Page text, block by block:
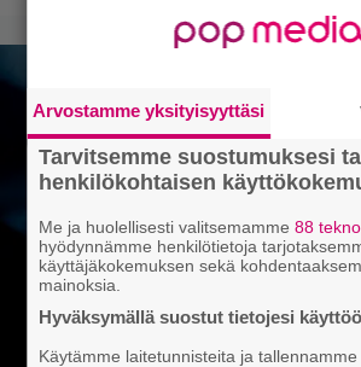
Arvostamme yksityisyyttäsi
Tarvitsemme suostumuksesi
henkilökohtaisen
Me ja huolellisesti valitsemamme88
hyödynnämme henkilötietoja
käyttäjäkokemuksen sekä
mainoksia.
Hyväksymällä suostut tietojesi
Käytämme laitetunnisteita ja